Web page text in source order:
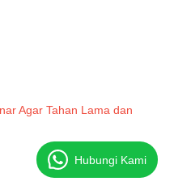
Agar Tahan Lama dan
Hubungi Kami